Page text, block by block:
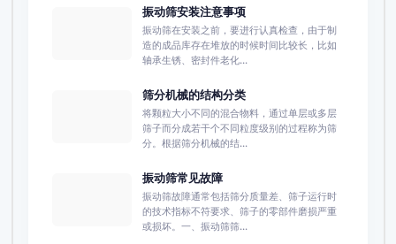
振动筛安装注意事项
振动筛在安装之前，要进行认真检查，由于制
造的成品库存在堆放的时候时间比较长，比如
轴承生锈、密封件老化...
筛分机械的结构分类
将颗粒大小不同的混合物料，通过单层或多层
筛子而分成若干个不同粒度级别的过程称为筛
分。根据筛分机械的结...
振动筛常见故障
振动筛故障通常包括筛分质量差、筛子运行时
的技术指标不符要求、筛子的零部件磨损严重
或损坏。一、振动筛筛...